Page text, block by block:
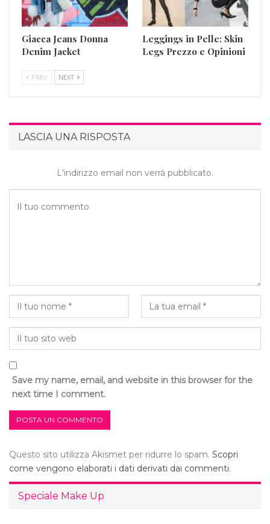
Giacca Jeans Donna
Denim Jacket
Leggings in Pelle: Skin
Legs Prezzo e Opinioni
PREV NEXT
LASCIA UNA RISPOSTA
L'indirizzo email non verrà pubblicato.
Save my name, email, and website in this browser for the
next time I comment.
Questo sito utilizza Akismet per ridurre lo spam. Scopri
come vengono elaborati i dati derivati dai commenti.
Speciale Make Up